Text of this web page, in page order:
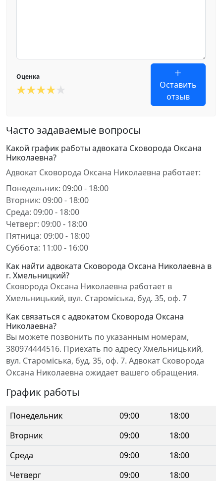
Оценка
Оставить
отзыв
Часто задаваемые вопросы
Какой график работы адвоката Сковорода Оксана
Николаевна?
Адвокат Сковорода Оксана Николаевна работает:
Понедельник: 09:00 - 18:00
Вторник: 09:00 - 18:00
Среда: 09:00 - 18:00
Четверг: 09:00 - 18:00
Пятница: 09:00 - 18:00
Суббота: 11:00 - 16:00
Как найти адвоката Сковорода Оксана Николаевна в
г. Хмельницкий?
Сковорода Оксана Николаевна работает в
Хмельницький, вул. Староміська, буд. 35, оф. 7
Как связаться с адвокатом Сковорода Оксана
Николаевна?
Вы можете позвонить по указанным номерам,
380974444516. Приехать по адресу Хмельницький,
вул. Староміська, буд. 35, оф. 7. Адвокат Сковорода
Оксана Николаевна ожидает вашего обращения.
График работы
Понедельник 09:00
18:00
Вторник
09:00
18:00
Среда
09:00
18:00
Четверг
09:00
18:00